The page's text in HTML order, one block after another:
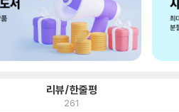
리뷰/한줄평
261